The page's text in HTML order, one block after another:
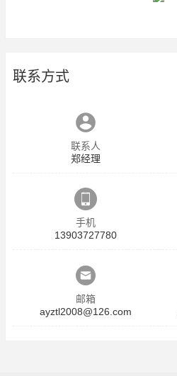
联系方式
联系人
郑经理
手机
13903727780
邮箱
ayztl2008@126.com